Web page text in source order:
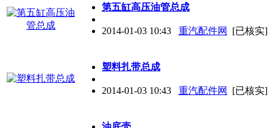
第五缸高压油管总成
2014-01-03 10:43 重汽配件网 [已核实]
塑料扎带总成
2014-01-03 10:43 重汽配件网 [已核实]